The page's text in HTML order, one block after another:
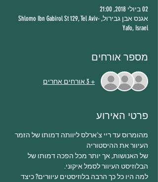
02 ביולי 2018, 21:00
אגנס אבן גבירול, Shlomo Ibn Gabirol St 129, Tel Aviv-
Yafo, Israel
מספר אורחים
+ 3 אורחים אחרים
פרטי האירוע
מהומרוס עד ריי צ'ארלס ליוותה דמותו של הזמר
של האנושות, אך יותר מכל הפכה דמותו של
למה היו כל כך הרבה בלוזיסטים עיוורים? כיצד